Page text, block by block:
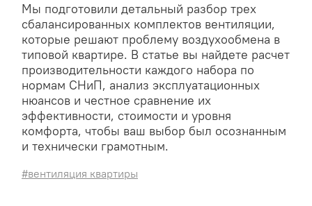
Мы подготовили детальный разбор трех
сбалансированных комплектов вентиляции,
которые решают проблему воздухообмена в
типовой квартире. В статье вы найдете расчет
производительности каждого набора по
нормам СНиП, анализ эксплуатационных
нюансов и честное сравнение их
эффективности, стоимости и уровня
комфорта, чтобы ваш выбор был осознанным
и технически грамотным.
#вентиляция квартиры